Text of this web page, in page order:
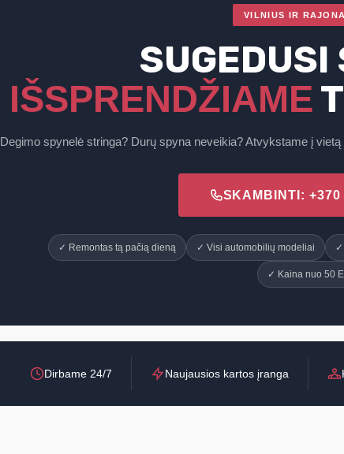
VILNIUS IR
SUGEDUSI
IŠSPRENDŽIAME
Degimo spynelė stringa? Durų spyna neveikia? Atvykstame į
SKAMBINTI: +370
✓ Remontas tą pačią dieną ✓ Visi automobilių modeliai ✓
✓ Kaina nuo 50
Dirbame 24/7 Naujausios kartos įranga